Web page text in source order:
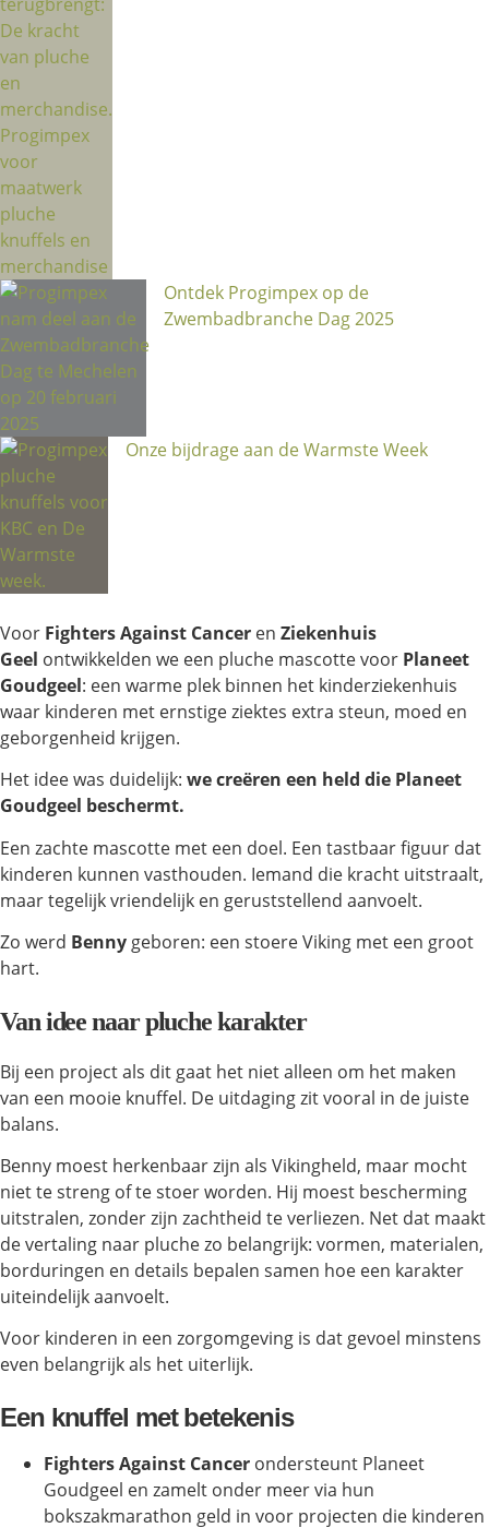
Ontdek Progimpex op de
Zwembadbranche Dag 2025
Onze bijdrage aan de Warmste Week
Voor Fighters Against Cancer en Ziekenhuis
Geel ontwikkelden we een pluche mascotte voor Planeet
Goudgeel: een warme plek binnen het kinderziekenhuis
waar kinderen met ernstige ziektes extra steun, moed en
geborgenheid krijgen.
Het idee was duidelijk: we creëren een held die Planeet
Goudgeel beschermt.
Een zachte mascotte met een doel. Een tastbaar figuur dat
kinderen kunnen vasthouden. Iemand die kracht uitstraalt,
maar tegelijk vriendelijk en geruststellend aanvoelt.
Zo werd Benny geboren: een stoere Viking met een groot
hart.
Van idee naar pluche karakter
Bij een project als dit gaat het niet alleen om het maken
van een mooie knuffel. De uitdaging zit vooral in de juiste
balans.
Benny moest herkenbaar zijn als Vikingheld, maar mocht
niet te streng of te stoer worden. Hij moest bescherming
uitstralen, zonder zijn zachtheid te verliezen. Net dat maakt
de vertaling naar pluche zo belangrijk: vormen, materialen,
borduringen en details bepalen samen hoe een karakter
uiteindelijk aanvoelt.
Voor kinderen in een zorgomgeving is dat gevoel minstens
even belangrijk als het uiterlijk.
Een knuffel met betekenis
Fighters Against Cancer ondersteunt Planeet
Goudgeel en zamelt onder meer via hun
bokszakmarathon geld in voor projecten die kinderen